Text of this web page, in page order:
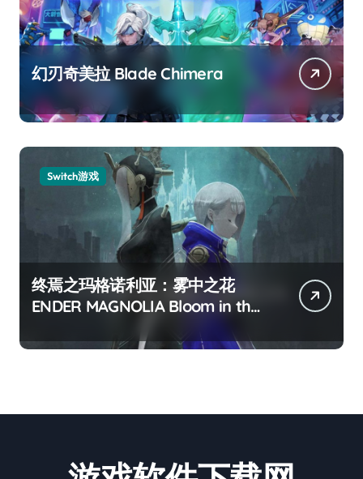
幻刃奇美拉 Blade Chimera
Switch游戏
终焉之玛格诺利亚：雾中之花
ENDER MAGNOLIA Bloom in the